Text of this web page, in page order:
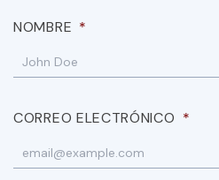
NOMBRE *
CORREO ELECTRÓNICO *